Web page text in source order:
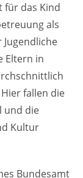
für das Kind
als
Eltern in
fallen die
und die
Kultur
Bundesamt